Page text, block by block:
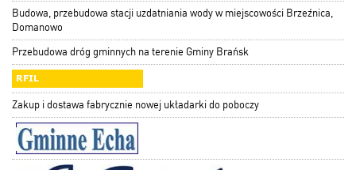
Budowa, przebudowa stacji uzdatniania wody w miejscowości Brzeźnica,
Domanowo
Przebudowa dróg gminnych na terenie Gminy Brańsk
Zakup i dostawa fabrycznie nowej układarki do poboczy